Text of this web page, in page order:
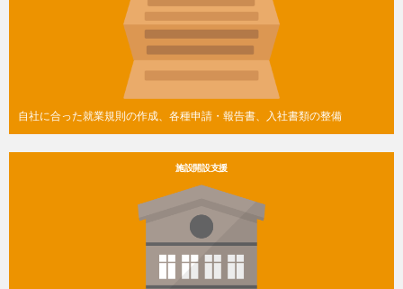
自社に合った就業規則の作成、各種申請・報告書、入社書類の整備
施設開設支援